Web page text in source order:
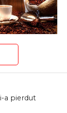
a pierdut